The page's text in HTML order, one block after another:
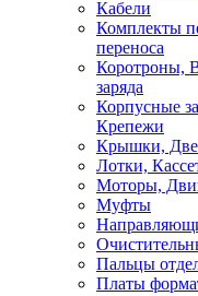
Кабели
Комплекты
переноса
Коротроны,
заряда
Корпусные
Крепежи
Крышки,
Лотки,
Моторы,
Муфты
Пальцы
Платы